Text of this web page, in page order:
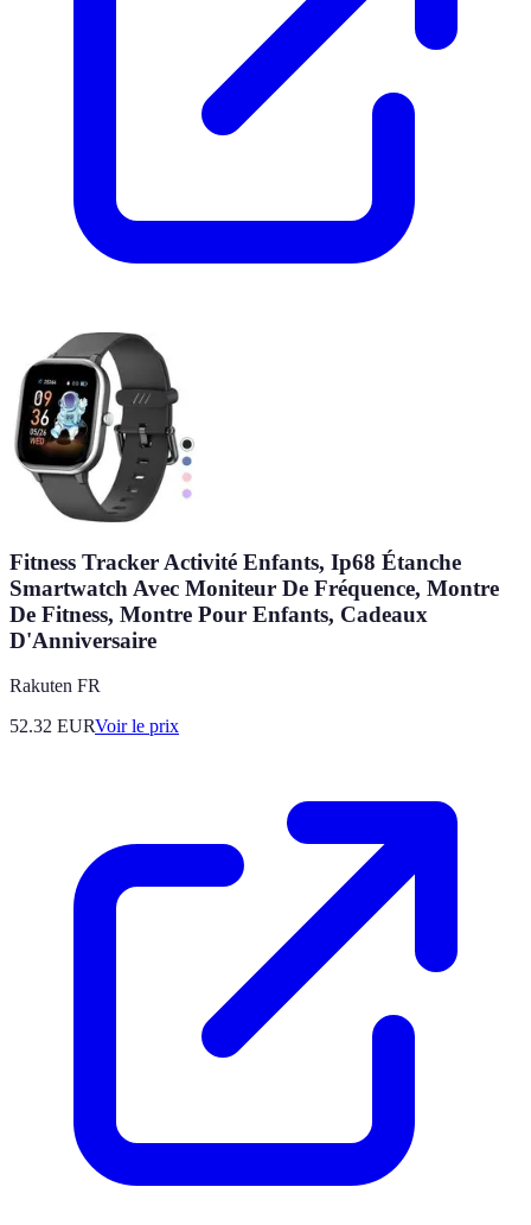
Fitness Tracker Activité Enfants, Ip68 Étanche
Smartwatch Avec Moniteur De Fréquence, Montre
De Fitness, Montre Pour Enfants, Cadeaux
D'Anniversaire
Rakuten FR
52.32 EURVoir le prix